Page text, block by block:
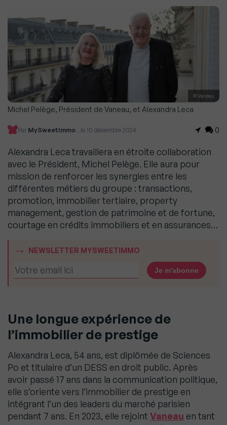
© Vaneau
Michel Pelège, Président de Vaneau, et Alexandra Leca
Par MySweetImmo , le 10 décembre 2024 0
Alexandra Leca travaillera en étroite collaboration
avec le Président, Michel Pelège. Elle aura pour
mission de renforcer les synergies entre les
différentes métiers du groupe : transactions,
promotion, immobilier tertiaire, property
management, gestion de patrimoine et de fortune,
courtage en crédits immobiliers et en assurances…
NEWSLETTER MYSWEETIMMO
Une longue expérience de
l’immobilier de prestige
Alexandra Leca, 54 ans, est diplômée de Sciences
Po et titulaire d’un DESS en droit public. Après
avoir passé 17 ans dans la communication politique,
elle s’oriente vers l’immobilier de prestige en
intégrant l’un des leaders du marché parisien
pendant 7 ans. En 2023, elle rejoint Vaneau en tant